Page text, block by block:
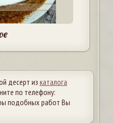
десерт из каталога
по телефону:
подобных работ Вы